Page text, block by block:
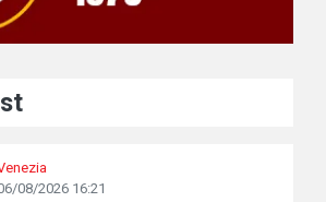
08/2026 16:21